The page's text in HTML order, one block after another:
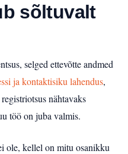
sõltuvalt
selged ettevõtte andmed
ja kontaktisiku lahendus,
nähtavaks
töö on juba valmis.
ole, kellel on mitu osanikku